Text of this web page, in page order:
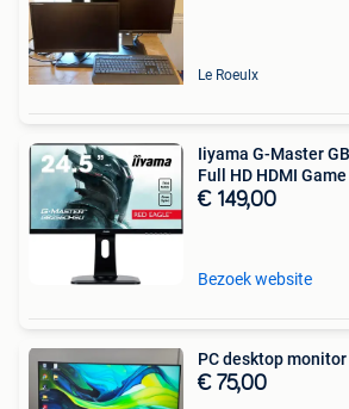
Le Roeulx
Iiyama G-Master
Full HD HDMI Game
€ 149,00
Bezoek website
PC desktop
€ 75,00